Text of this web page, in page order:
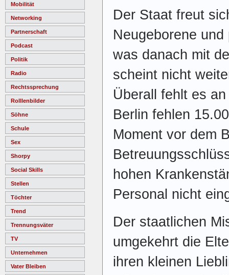
Mobilität
Networking
Partnerschaft
Podcast
Politik
Radio
Rechtssprechung
Rolllenbilder
Söhne
Schule
Sex
Shorpy
Social Skills
Stellen
Töchter
Trend
Trennungsväter
TV
Unternehmen
Vater Bleiben
Der Staat freut
Neugeborene
was danach mit
scheint nicht
Überall fehlt es
Berlin fehlen
Moment vor dem
hohen
Personal nicht
Der staatlichen
umgekehrt die
ihren kleinen